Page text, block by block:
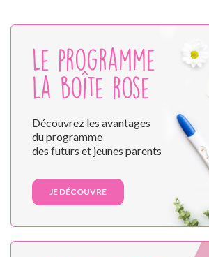
Le programme
la boîte rose
Découvrez les avantages
du programme
des futurs et jeunes parents
JE DÉCOUVRE